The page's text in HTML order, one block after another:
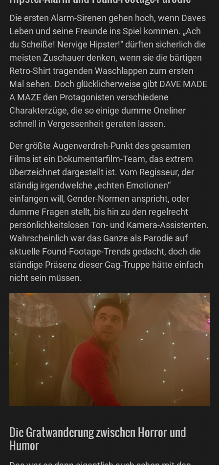
Die ersten Alarm-Sirenen gehen hoch, wenn Daves
Leben und seine Freunde ins Spiel kommen. „Ach
du Scheiße! Nervige Hipster!“ dürften sicherlich die
meisten Zuschauer denken, wenn sie die bärtigen
Retro-Shirt tragenden Waschlappen zum ersten
Mal sehen. Doch glücklicherweise gibt DAVE MADE
A MAZE den Protagonisten verschiedene
Charakterzüge, die so einige dumme Oneliner
schnell in Vergessenheit geraten lassen.
Der größte Augenverdreh-Punkt des gesamten
Films ist ein Dokumentarfilm-Team, das extrem
überzeichnet dargestellt ist. Vom Regisseur, der
ständig irgendwelche „echten Emotionen“
einfangen will, Gender-Normen anspricht, oder
dumme Fragen stellt, bis hin zu den regelrecht
persönlichkeitslosen Ton- und Kamera-Assistenten.
Wahrscheinlich war das Ganze als Parodie auf
aktuelle Found-Footage-Trends gedacht, doch die
ständige Präsenz dieser Gag-Truppe hätte einfach
nicht sein müssen.
Die Gratwanderung zwischen Horror und
Humor